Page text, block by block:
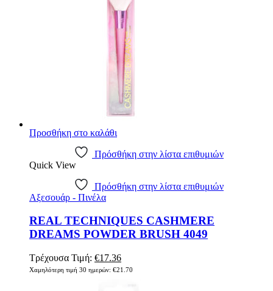
Προσθήκη στο καλάθι
Πρόσθήκη στην λίστα επιθυμιών
Quick View
Πρόσθήκη στην λίστα επιθυμιών
Αξεσουάρ - Πινέλα
REAL TECHNIQUES CASHMERE
DREAMS POWDER BRUSH 4049
Τρέχουσα Τιμή: Original
price
€17.36Η
τρέχουσα
Χαμηλότερη τιμή 30 ημερών: €21.70